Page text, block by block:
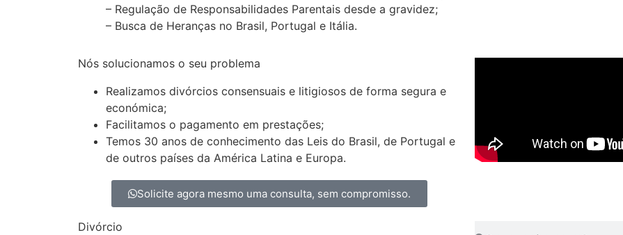
– Regulação de Responsabilidades Parentais desde a gravidez;
– Busca de Heranças no Brasil, Portugal e Itália.
Nós solucionamos o seu problema
Realizamos divórcios consensuais e litigiosos de forma segura e
económica;
Facilitamos o pagamento em prestações;
Temos 30 anos de conhecimento das Leis do Brasil, de Portugal e
de outros países da América Latina e Europa.
Solicite agora mesmo uma consulta, sem compromisso.
Divórcio